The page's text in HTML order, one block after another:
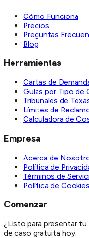
Cómo Funciona
Precios
Preguntas
Blog
Herramientas
Cartas de
Guías por Tipo de
Tribunales de
Límites de
Calculadora de
Empresa
Acerca de
Política de
Términos de
Política de Cookies
Comenzar
¿Listo para presentar tu
de caso gratuita hoy.